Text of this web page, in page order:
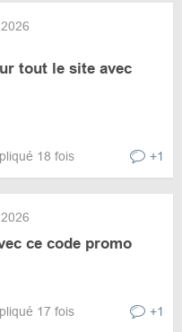
tout le site avec
18 fois +1
ce code promo
17 fois +1